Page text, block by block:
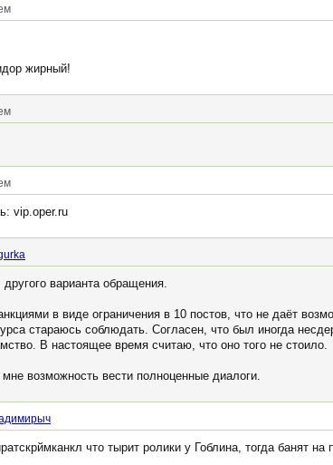
жирный!
vip.oper.ru
варианта обращения.
в виде ограничения в 10 постов, что не даёт
стараюсь соблюдать. Согласен, что был иногда
В настоящее время считаю, что оно того не стоило.
возможность вести полноценные диалоги.
что тырит ролики у Гоблина, тогда банят